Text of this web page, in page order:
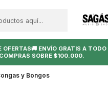
OFERTAS🚚 ENVÍO GRATIS A TODO
COMPRAS SOBRE $100.000.
y Bongos